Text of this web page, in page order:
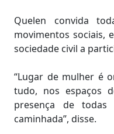
Quelen convida
movimentos sociais,
sociedade civil a
“Lugar de mulher é
tudo, nos espaços
presença de todas
caminhada”, disse.